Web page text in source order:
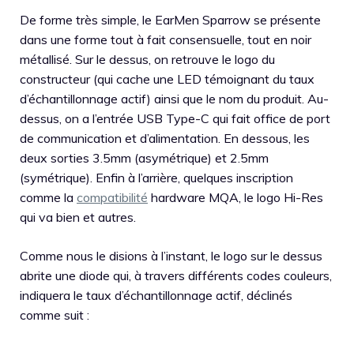
De forme très simple, le EarMen Sparrow se présente
dans une forme tout à fait consensuelle, tout en noir
métallisé. Sur le dessus, on retrouve le logo du
constructeur (qui cache une LED témoignant du taux
d’échantillonnage actif) ainsi que le nom du produit. Au-
dessus, on a l’entrée USB Type-C qui fait office de port
de communication et d’alimentation. En dessous, les
deux sorties 3.5mm (asymétrique) et 2.5mm
(symétrique). Enfin à l’arrière, quelques inscription
comme la compatibilité hardware MQA, le logo Hi-Res
qui va bien et autres.
Comme nous le disions à l’instant, le logo sur le dessus
abrite une diode qui, à travers différents codes couleurs,
indiquera le taux d’échantillonnage actif, déclinés
comme suit :